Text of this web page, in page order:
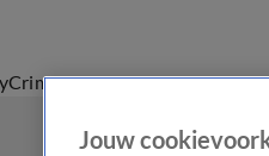
CrimeVideo'sAfleveringen
Jouw